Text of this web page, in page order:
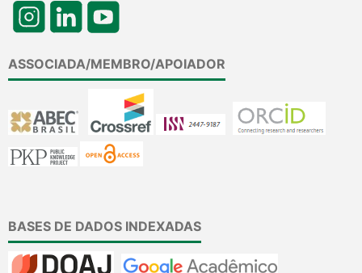
ASSOCIADA/MEMBRO/APOIADOR
BASES DE DADOS INDEXADAS